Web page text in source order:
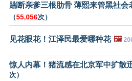
踹断亲爹三根肋骨 薄熙来管黑社会
（55,056次）
见花眼花！江泽民最爱哪种花 🖼️
惊人内幕！猪流感在北京军中扩散
次）